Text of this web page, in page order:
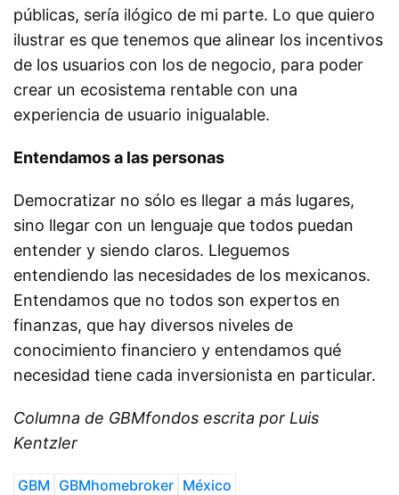
públicas, sería ilógico de mi parte. Lo que quiero
ilustrar es que tenemos que alinear los incentivos
de los usuarios con los de negocio, para poder
crear un ecosistema rentable con una
experiencia de usuario inigualable.
Entendamos a las personas
Democratizar no sólo es llegar a más lugares,
sino llegar con un lenguaje que todos puedan
entender y siendo claros. Lleguemos
entendiendo las necesidades de los mexicanos.
Entendamos que no todos son expertos en
finanzas, que hay diversos niveles de
conocimiento financiero y entendamos qué
necesidad tiene cada inversionista en particular.
Columna de GBMfondos escrita por Luis
Kentzler
GBM GBMhomebroker México